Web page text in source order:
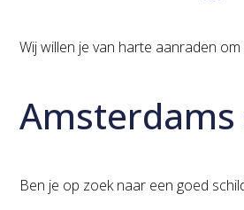
Wij willen je van harte aanraden
Ben je op zoek naar een goed